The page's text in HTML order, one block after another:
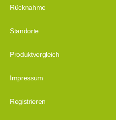
Rücknahme
Standorte
Produktvergleich
Impressum
Registrieren